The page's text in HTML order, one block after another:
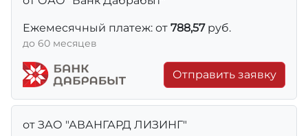
Ежемесячный платеж: от 788,57руб.
до 60 месяцев
Отправить заявку
от ЗАО "АВАНГАРД ЛИЗИНГ"